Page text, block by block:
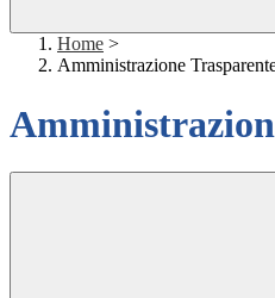
Home >
Amministrazione